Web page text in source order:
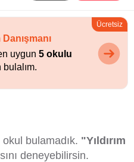
Ücretsiz
uygun5 okulu
bulalım.
bulamadık. "Yıldırım
deneyebilirsin.